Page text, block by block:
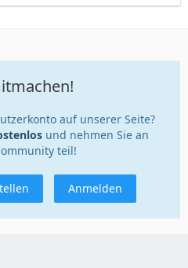
auf unserer Seite?
und nehmen Sie an
teil!
Anmelden